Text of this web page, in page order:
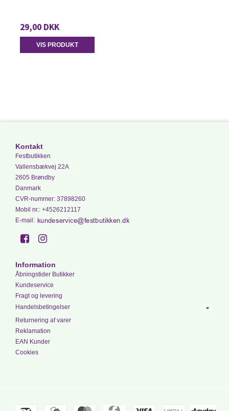
29,00 DKK
VIS PRODUKT
Kontakt
Festbutikken
Vallensbækvej 22A
2605 Brøndby
Danmark
CVR-nummer: 37898260
Mobil nr.: +4526212117
E-mail :
Information
Åbningstider Butikker
Kundeservice
Fragt og levering
Handelsbetingelser
Returnering af varer
Reklamation
EAN Kunder
Cookies